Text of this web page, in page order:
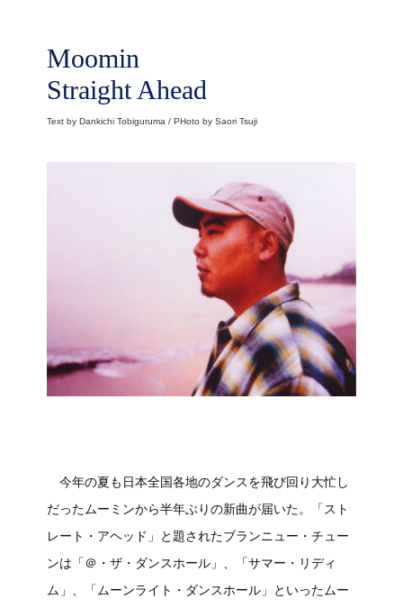
Moomin
Straight Ahead
Text by Dankichi Tobiguruma / PHoto by Saori Tsuji
今年の夏も日本全国各地のダンスを飛び回り大忙し
だったムーミンから半年ぶりの新曲が届いた。「スト
レート・アヘッド」と題されたブランニュー・チュー
ンは「＠・ザ・ダンスホール」、「サマー・リディ
ム」、「ムーンライト・ダンスホール」といったムー